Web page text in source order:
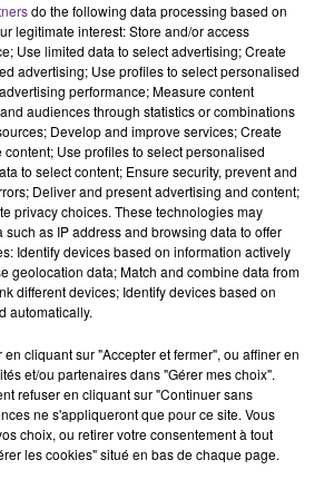
DISIZ & THEODORA
Melodrama
17h21
17h21
do the following data processing based on
legitimate interest: Store and/or access
Use limited data to select advertising; Create
advertising; Use profiles to select personalised
performance; Measure content
audiences through statistics or combinations
Develop and improve services; Create
Use profiles to select personalised
to select content; Ensure security, prevent and
Deliver and present advertising and content;
privacy choices. These technologies may
as IP address and browsing data to offer
Identify devices based on information actively
geolocation data; Match and combine data from
different devices; Identify devices based on
automatically.
cliquant sur "Accepter et fermer", ou affiner en
et/ou partenaires dans "Gérer mes choix".
refuser en cliquant sur "Continuer sans
ne s'appliqueront que pour ce site. Vous
choix, ou retirer votre consentement à tout
les cookies" situé en bas de chaque page.